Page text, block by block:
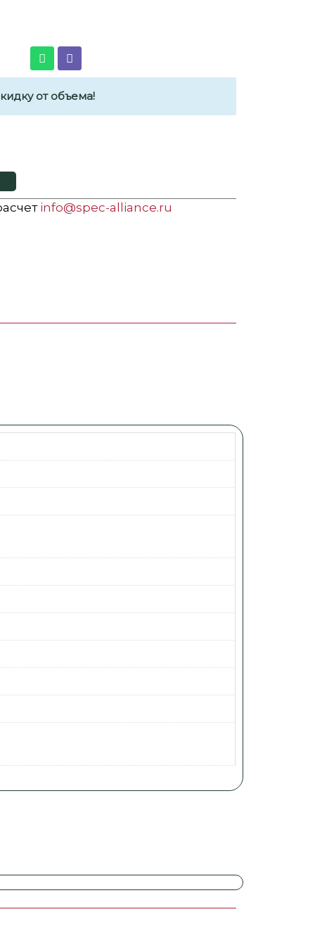
от объема!
info@spec-alliance.ru